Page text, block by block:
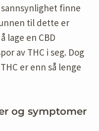
finne
til dette er
lage en CBD
av THC i seg. Dog
er enn så lenge
og symptomer